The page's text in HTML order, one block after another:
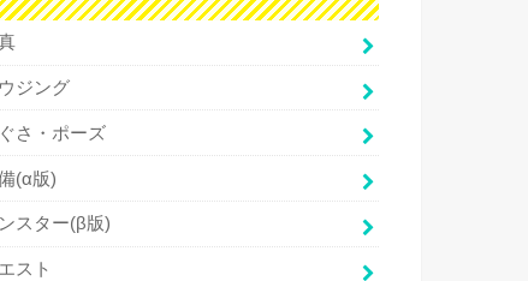
ジング
さ・ポーズ
(α版)
スター(β版)
スト